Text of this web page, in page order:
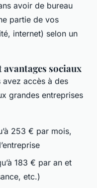
avoir de bureau
partie de vos
internet) selon un
sociaux
accès à des
grandes entreprises
253 € par mois,
183 € par an et
etc.)